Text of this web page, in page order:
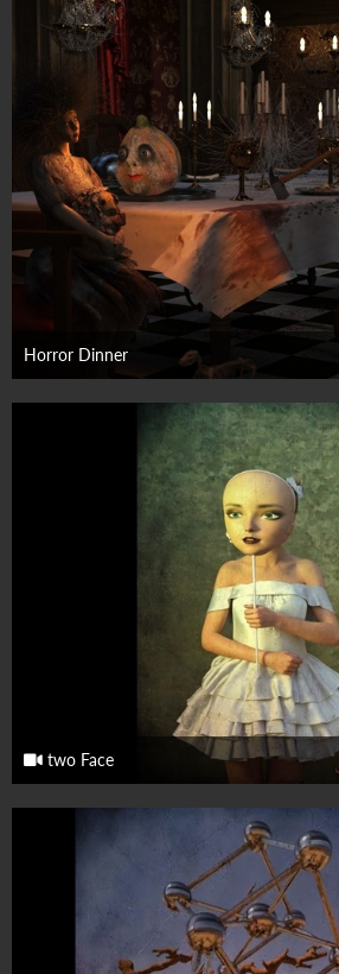
Horror Dinner
27. Oktober 2025
two Face
14. Oktober 2025